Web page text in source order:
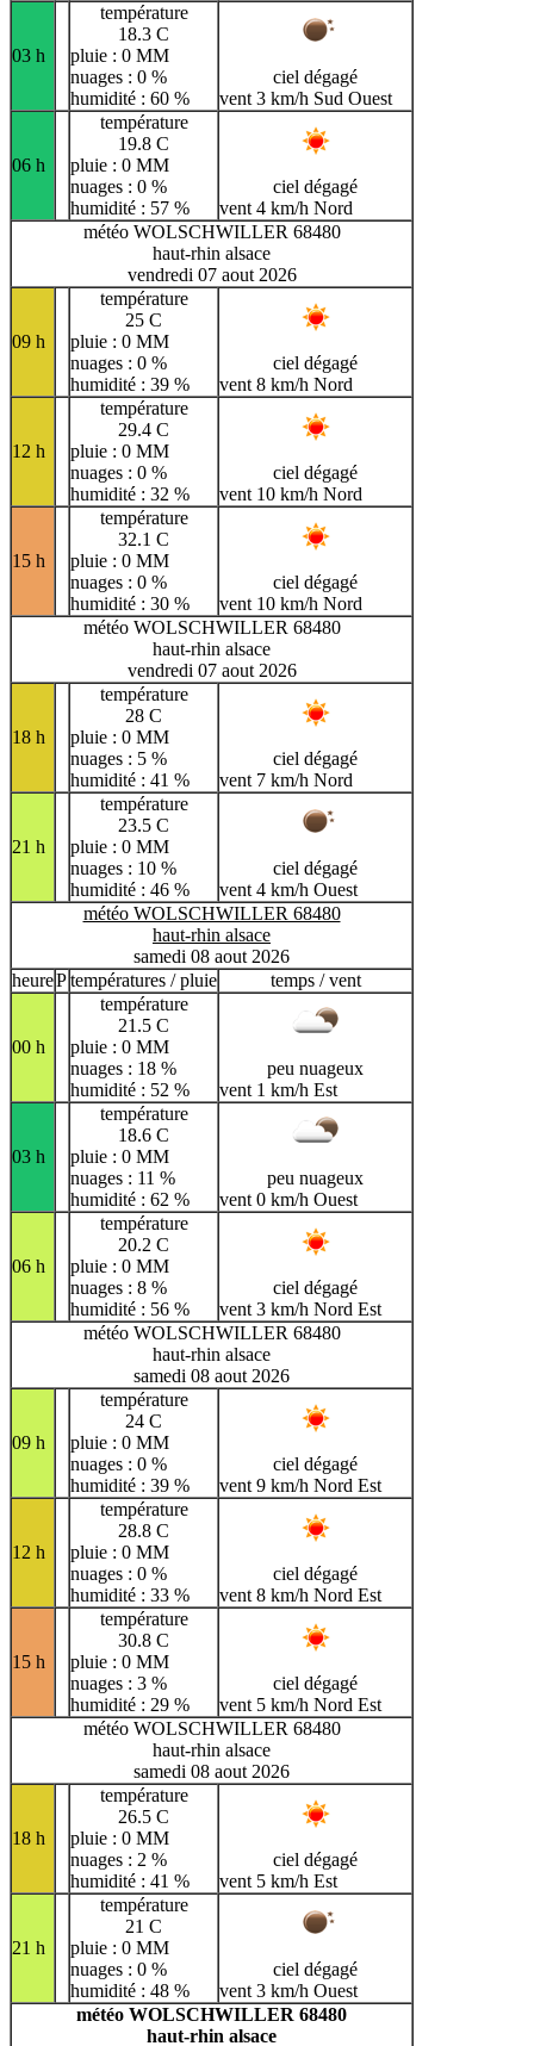
03 h
température
18.3 C
pluie : 0 MM
nuages : 0 %
humidité : 60 %
ciel dégagé
vent 3 km/h Sud Ouest
06 h
température
19.8 C
pluie : 0 MM
nuages : 0 %
humidité : 57 %
ciel dégagé
vent 4 km/h Nord
météo WOLSCHWILLER 68480
haut-rhin alsace
vendredi 07 aout 2026
09 h
température
25 C
pluie : 0 MM
nuages : 0 %
humidité : 39 %
ciel dégagé
vent 8 km/h Nord
12 h
température
29.4 C
pluie : 0 MM
nuages : 0 %
humidité : 32 %
ciel dégagé
vent 10 km/h Nord
15 h
température
32.1 C
pluie : 0 MM
nuages : 0 %
humidité : 30 %
ciel dégagé
vent 10 km/h Nord
météo WOLSCHWILLER 68480
haut-rhin alsace
vendredi 07 aout 2026
18 h
température
28 C
pluie : 0 MM
nuages : 5 %
humidité : 41 %
ciel dégagé
vent 7 km/h Nord
21 h
température
23.5 C
pluie : 0 MM
nuages : 10 %
humidité : 46 %
ciel dégagé
vent 4 km/h Ouest
météo WOLSCHWILLER 68480
haut-rhin alsace
samedi 08 aout 2026
heurePtempératures / pluie temps / vent
00 h
température
21.5 C
pluie : 0 MM
nuages : 18 %
humidité : 52 %
peu nuageux
vent 1 km/h Est
03 h
température
18.6 C
pluie : 0 MM
nuages : 11 %
humidité : 62 %
peu nuageux
vent 0 km/h Ouest
06 h
température
20.2 C
pluie : 0 MM
nuages : 8 %
humidité : 56 %
ciel dégagé
vent 3 km/h Nord Est
météo WOLSCHWILLER 68480
haut-rhin alsace
samedi 08 aout 2026
09 h
température
24 C
pluie : 0 MM
nuages : 0 %
humidité : 39 %
ciel dégagé
vent 9 km/h Nord Est
12 h
température
28.8 C
pluie : 0 MM
nuages : 0 %
humidité : 33 %
ciel dégagé
vent 8 km/h Nord Est
15 h
température
30.8 C
pluie : 0 MM
nuages : 3 %
humidité : 29 %
ciel dégagé
vent 5 km/h Nord Est
météo WOLSCHWILLER 68480
haut-rhin alsace
samedi 08 aout 2026
18 h
température
26.5 C
pluie : 0 MM
nuages : 2 %
humidité : 41 %
ciel dégagé
vent 5 km/h Est
21 h
température
21 C
pluie : 0 MM
nuages : 0 %
humidité : 48 %
ciel dégagé
vent 3 km/h Ouest
météo WOLSCHWILLER 68480
haut-rhin alsace